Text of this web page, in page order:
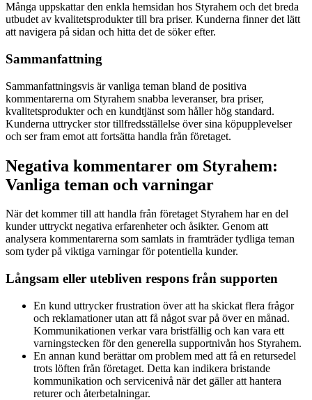
Många uppskattar den enkla hemsidan hos Styrahem och det breda
utbudet av kvalitetsprodukter till bra priser. Kunderna finner det lätt
att navigera på sidan och hitta det de söker efter.
Sammanfattning
Sammanfattningsvis är vanliga teman bland de positiva
kommentarerna om Styrahem snabba leveranser, bra priser,
kvalitetsprodukter och en kundtjänst som håller hög standard.
Kunderna uttrycker stor tillfredsställelse över sina köpupplevelser
och ser fram emot att fortsätta handla från företaget.
Negativa kommentarer om Styrahem:
Vanliga teman och varningar
När det kommer till att handla från företaget Styrahem har en del
kunder uttryckt negativa erfarenheter och åsikter. Genom att
analysera kommentarerna som samlats in framträder tydliga teman
som tyder på viktiga varningar för potentiella kunder.
Långsam eller utebliven respons från supporten
En kund uttrycker frustration över att ha skickat flera frågor
och reklamationer utan att få något svar på över en månad.
Kommunikationen verkar vara bristfällig och kan vara ett
varningstecken för den generella supportnivån hos Styrahem.
En annan kund berättar om problem med att få en retursedel
trots löften från företaget. Detta kan indikera bristande
kommunikation och servicenivå när det gäller att hantera
returer och återbetalningar.